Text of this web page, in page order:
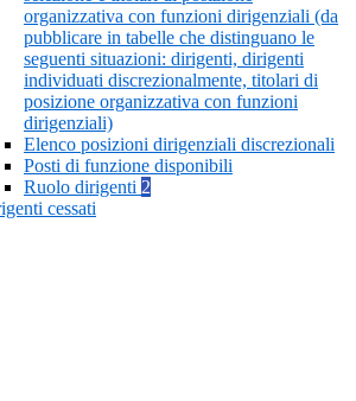
organizzativa con funzioni dirigenziali (da
pubblicare in tabelle che distinguano le
seguenti situazioni: dirigenti, dirigenti
individuati discrezionalmente, titolari di
posizione organizzativa con funzioni
dirigenziali)
Elenco posizioni dirigenziali discrezionali
Posti di funzione disponibili
Ruolo dirigenti 2
cessati